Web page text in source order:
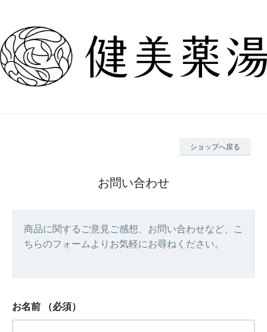
ショップへ戻る
お問い合わせ
商品に関するご意見ご感想、お問い合わせなど、こ
ちらのフォームよりお気軽にお尋ねください。
お名前 （必須）